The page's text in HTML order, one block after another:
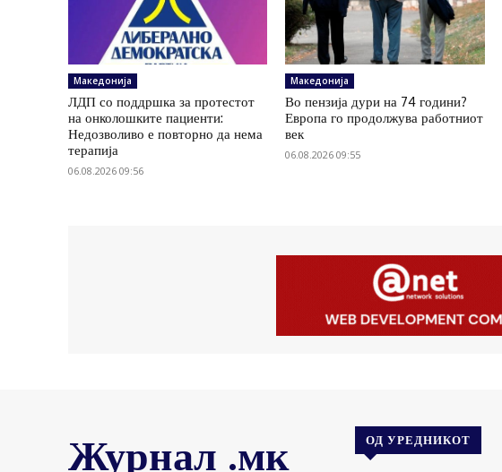
Македонија
ЛДП со поддршка за протестот
на онколошките пациенти:
Недозволиво е повторно да нема
терапија
06.08.2026 09:56
Македонија
Во пензија дури на 74 години?
Европа го продолжува работниот
век
06.08.2026 09:55
Журнал .мк ОД УРЕДНИКОТ